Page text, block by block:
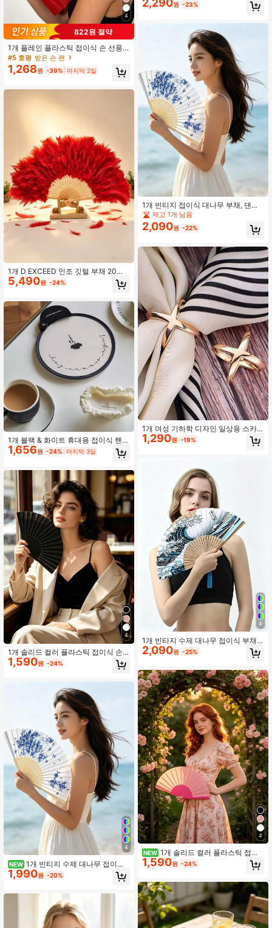
4
822원 절약
1개 플레인 플라스틱 접이식 손 선풍
기, 파티, 연회, 결혼식 액세서리로 적
합
#5 호평 받은 손 팬
1,268원 -39% 마지막 2일
1개 D EXCEED 인조 깃털 부채 20년
대 빈티지 접이식 부채 댄스 핸드 부채
의상 댄스 공연 티 파티 웨딩 장식 코
5,490원 -24%
1개 블랙 & 화이트 휴대용 접이식 핸드
헬드 미니 팬, 귀여운 장미 패턴, 접이
식 팬 스타일 수동 미니 팬, 여름 야외
함)
1,656원 -24% 마지막 3일
4
1개 솔리드 컬러 플라스틱 접이식 손
부채, 파티, 연회, 웨딩 액세서리
1,590원 -24%
4
NEW 1개 빈티지 수제 대나무 접이식
부채 술 장식 - 여성용 우아한 선물, 웨
딩 답례품, 전통 동방 복식 휴대용 부
1,990원 -20%
일 웨딩 장식 및 액세서리용 - 수제 전
2,290원 -23%
1개 빈티지 접이식 대나무 부채, 댄싱
부채, 검은색 나비 술과 꽃무늬로 장식
된 휴대용 부채
재고 1개 남음
2,090원 -22%
1개 여성 기하학 디자인 일상용 스카
프 링 브로치
1,290원 -19%
4
1개 빈티지 수제 대나무 접이식 부채
술 장식 - 우아한 여성 선물, 웨딩 답례
품, 전통 동방 복식 핸드헬드 부채
2,090원 -25%
4
NEW 1개 솔리드 컬러 플라스틱 접이
식 손부채, 파티, 연회, 웨딩 액세서리
1,590원 -24%